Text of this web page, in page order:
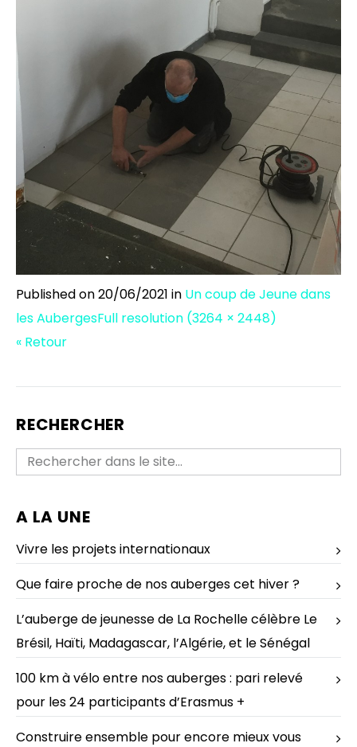
Published on20/06/2021 in Un coup de Jeune dans
les AubergesFull resolution (3264 × 2448)
« Retour
RECHERCHER
A LA UNE
Vivre les projets internationaux
Que faire proche de nos auberges cet hiver ?
L’auberge de jeunesse de La Rochelle célèbre Le
Brésil, Haïti, Madagascar, l’Algérie, et le Sénégal
100 km à vélo entre nos auberges : pari relevé
pour les 24 participants d’Erasmus +
Construire ensemble pour encore mieux vous